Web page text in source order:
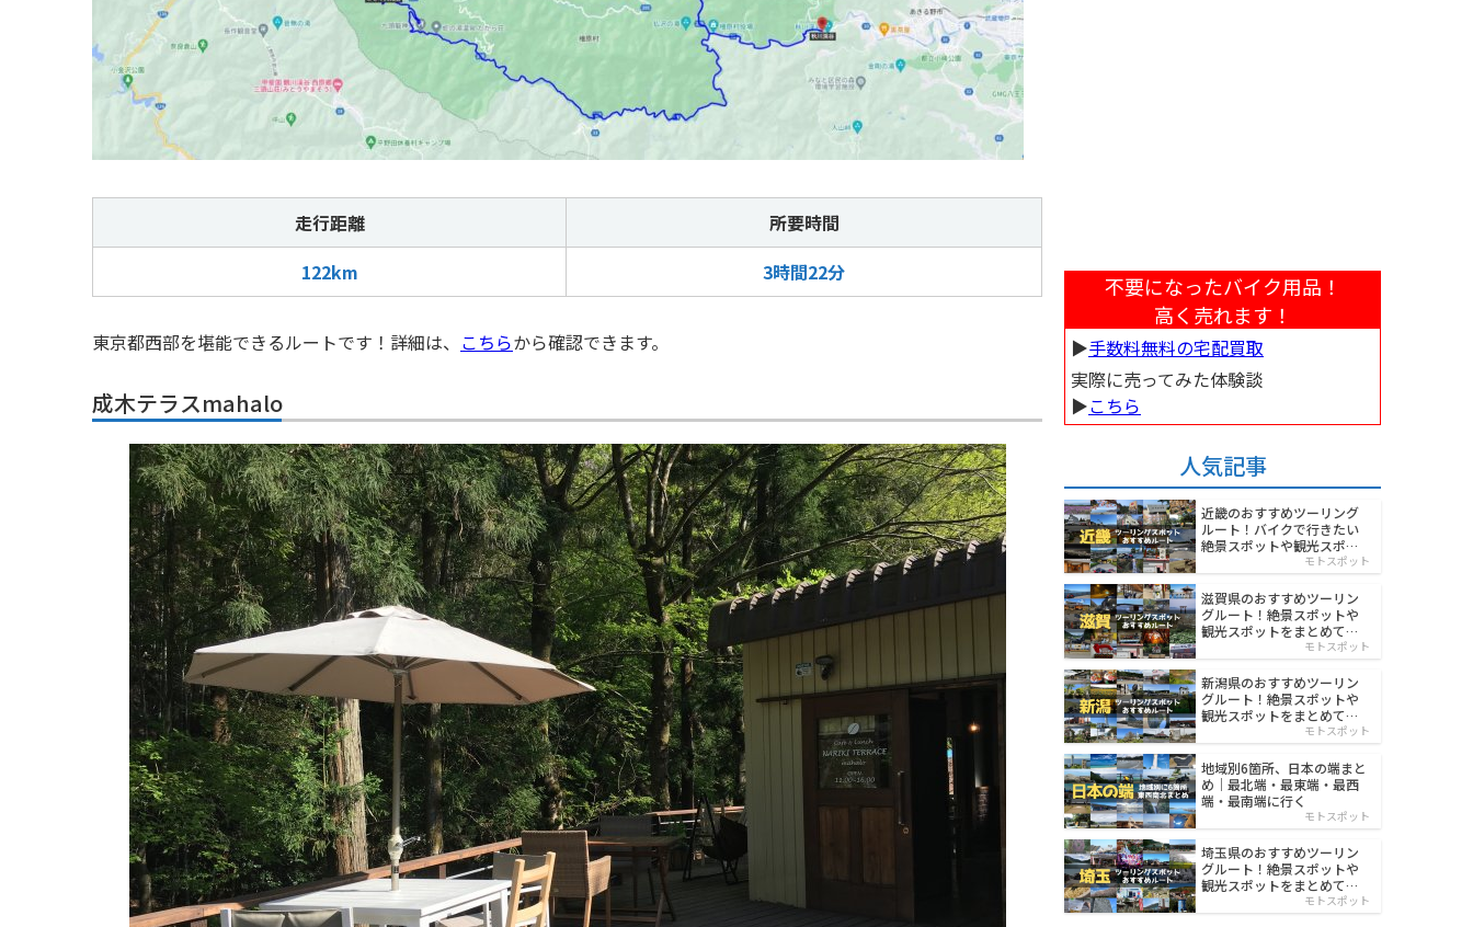
走行距離
所要時間
122km
3時間22分
東京都西部を堪能できるルートです！詳細は、 こちらから確認できます。
成木テラスmahalo
不要になったバイク用品！
高く売れます！
▶︎手数料無料の宅配買取
実際に売ってみた体験談
▶︎こちら
人気記事
近畿のおすすめツーリング
ルート！バイクで行きたい
絶景スポットや観光スポッ
モトスポット
滋賀県のおすすめツーリン
グルート！絶景スポットや
観光スポットをまとめて紹
モトスポット
新潟県のおすすめツーリン
グルート！絶景スポットや
観光スポットをまとめて紹
モトスポット
地域別6箇所、日本の端まと
め｜最北端・最東端・最西
端・最南端に行く
モトスポット
埼玉県のおすすめツーリン
グルート！絶景スポットや
観光スポットをまとめて紹
モトスポット